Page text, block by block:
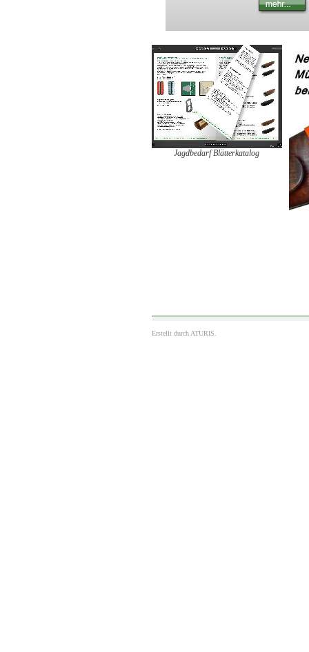
Jagdbedarf Blätterkatalog
Erstellt durch ATURIS.